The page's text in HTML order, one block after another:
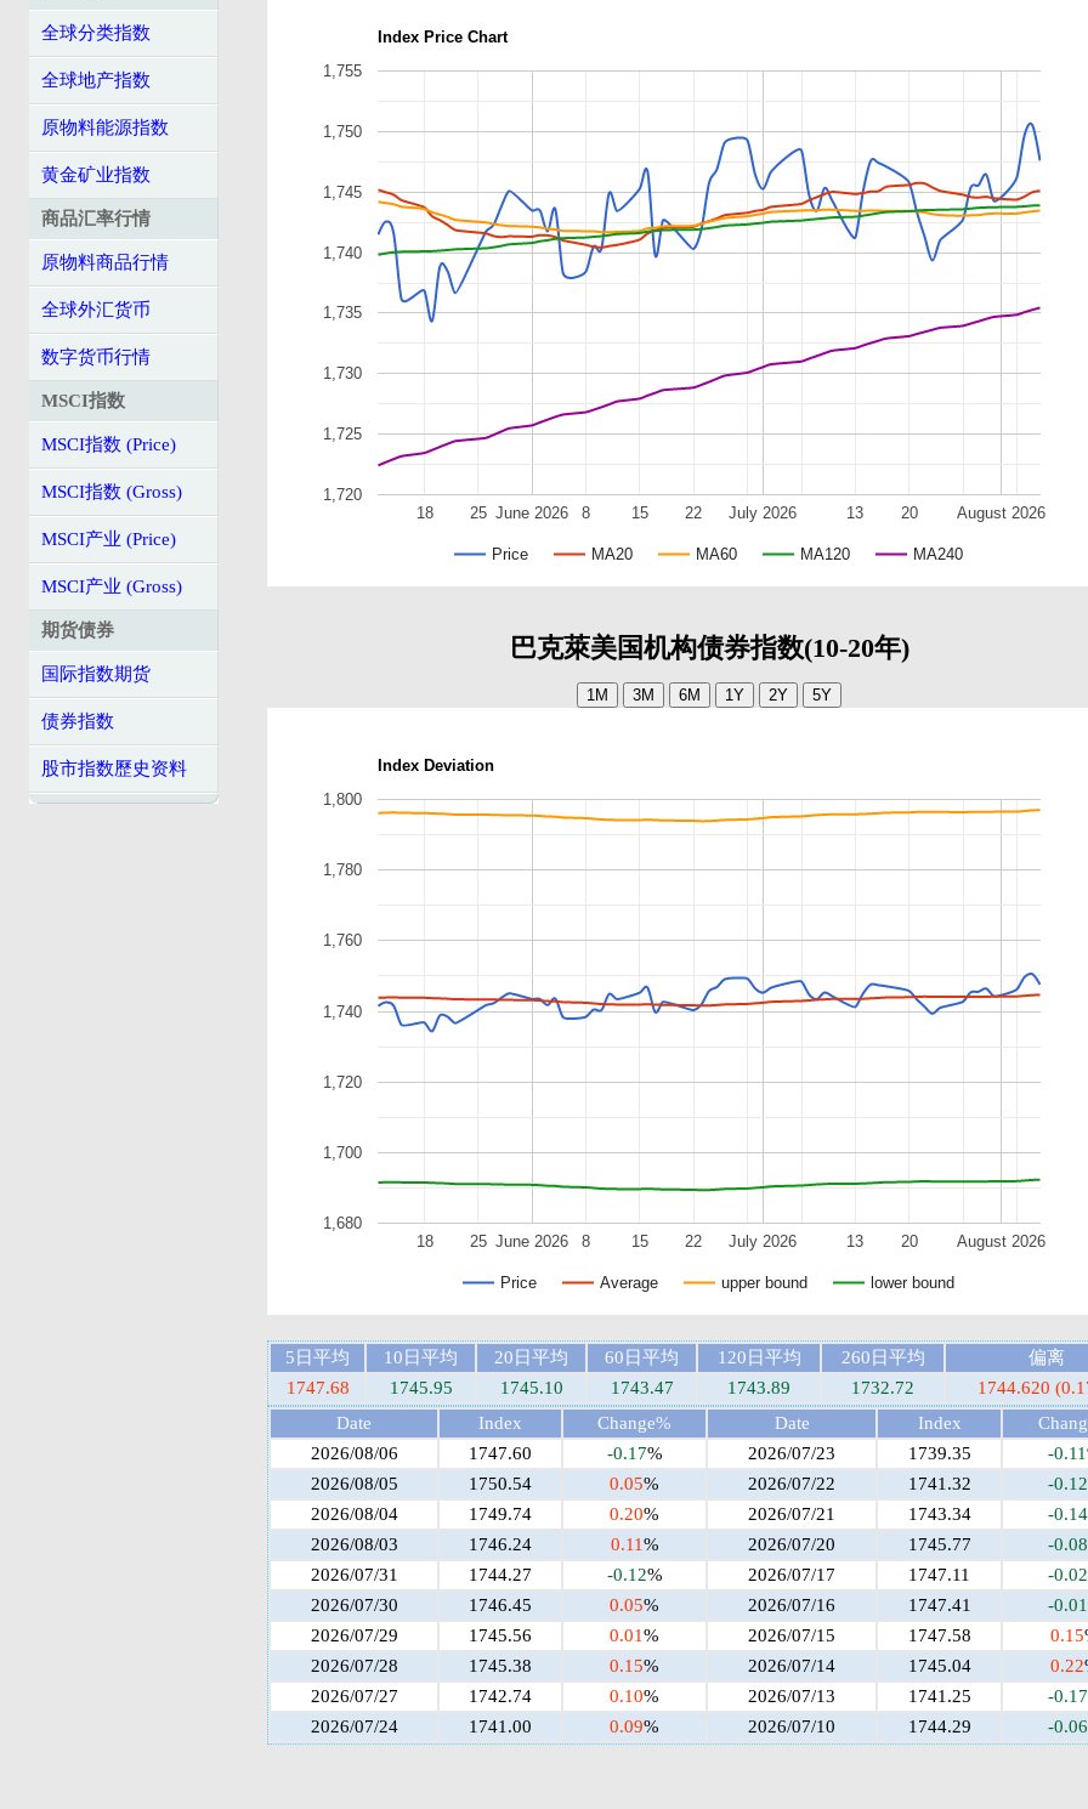
全球分类指数
全球地产指数
原物料能源指数
黄金矿业指数
商品汇率行情
原物料商品行情
全球外汇货币
数字货币行情
MSCI指数
MSCI指数 (Price)
MSCI指数 (Gross)
MSCI产业 (Price)
MSCI产业 (Gross)
期货债券
国际指数期货
债券指数
股市指数歷史资料
Index Price Chart
Price MA20 MA60 MA120 MA240
June 2026 July 2026 August 2026
18 25 8 15 22 13 20
1,720
1,725
1,730
1,735
1,740
1,745
1,750
1,755
巴克萊美国机构债券指数(10-20年)
Index Deviation
Price Average upper bound lower bound
June 2026 July 2026 August 2026
18 25 8 15 22 13 20
1,680
1,700
1,720
1,740
1,760
1,780
1,800
5日平均 10日平均 20日平均 60日平均 120日平均 260日平均
偏离
1747.68
1745.95 1745.10 1743.47 1743.89 1732.72
1744.620
Date
Index Change% Date Index
2026/08/06
1747.60 -0.17% 2026/07/23 1739.35 -0.11
2026/08/05
1750.54 0.05% 2026/07/22 1741.32 -0.12
2026/08/04
1749.74 0.20% 2026/07/21 1743.34 -0.14
2026/08/03
1746.24 0.11% 2026/07/20 1745.77 -0.08
2026/07/31
1744.27 -0.12% 2026/07/17 1747.11 -0.02
2026/07/30
1746.45 0.05% 2026/07/16 1747.41 -0.01
2026/07/29
1745.56 0.01% 2026/07/15 1747.58 0.15
2026/07/28
1745.38 0.15% 2026/07/14 1745.04 0.22
2026/07/27
1742.74 0.10% 2026/07/13 1741.25 -0.17
2026/07/24
1741.00 0.09% 2026/07/10 1744.29 -0.06